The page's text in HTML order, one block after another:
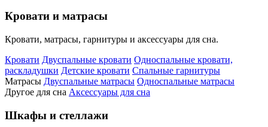
Кровати и матрасы
Кровати, матрасы, гарнитуры и аксессуары для сна.
Кровати Двуспальные кровати Односпальные кровати,
раскладушки Детские кровати Спальные гарнитуры
Матрасы Двуспальные матрасы Односпальные матрасы
Другое для сна Аксессуары для сна
Шкафы и стеллажи